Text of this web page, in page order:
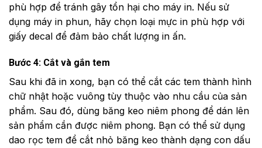
phù hợp để tránh gây tổn hại cho máy in. Nếu sử
dụng máy in phun, hãy chọn loại mực in phù hợp với
giấy decal để đảm bảo chất lượng in ấn.
Bước 4: Cắt và gắn tem
Sau khi đã in xong, bạn có thể cắt các tem thành hình
chữ nhật hoặc vuông tùy thuộc vào nhu cầu của sản
phẩm. Sau đó, dùng băng keo niêm phong để dán lên
sản phẩm cần được niêm phong. Bạn có thể sử dụng
dao rọc tem để cắt nhỏ băng keo thành dạng con dấu